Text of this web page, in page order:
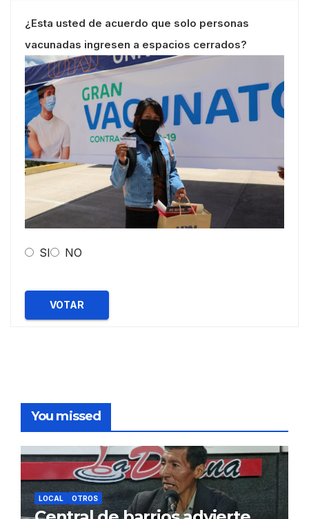
¿Esta usted de acuerdo que solo personas
vacunadas ingresen a espacios cerrados?
SI NO
VOTAR
You missed
LOCAL OTROS